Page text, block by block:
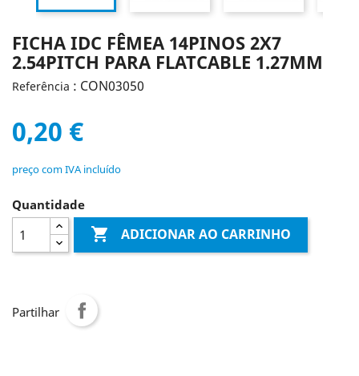
FICHA IDC FÊMEA 14PINOS 2X7
2.54PITCH PARA FLATCABLE 1.27MM
Referência : CON03050
0,20 €
preço com IVA incluído
Quantidade
 ADICIONAR AO CARRINHO
Partilhar